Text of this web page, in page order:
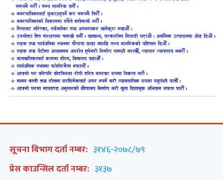
सूचना विभाग दर्ता नम्बर: ३१४६-२०७८/७९
प्रेस काउन्सिल दर्ता नम्बर: ३१३७